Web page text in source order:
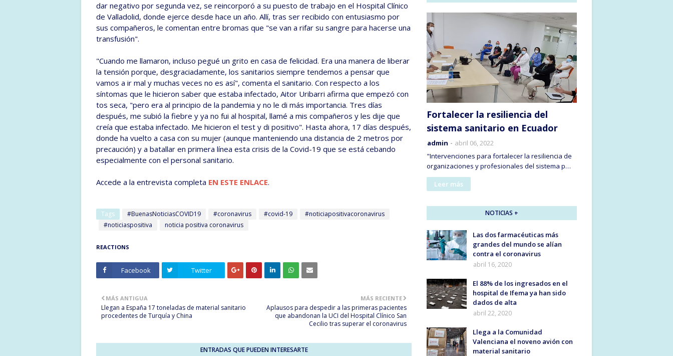
dar negativo por segunda vez, se reincorporó a su puesto de trabajo en el Hospital Clínico
de Valladolid, donde ejerce desde hace un año. Allí, tras ser recibido con entusiasmo por
sus compañeros, le comentan entre bromas que "se van a rifar su sangre para hacerse una
transfusión".
"Cuando me llamaron, incluso pegué un grito en casa de felicidad. Era una manera de liberar
la tensión porque, desgraciadamente, los sanitarios siempre tendemos a pensar que
vamos a ir mal y muchas veces no es así", comenta el sanitario. Con respecto a los
síntomas que le hicieron saber que estaba infectado, Aitor Uribarri afirma que empezó con
tos seca, "pero era al principio de la pandemia y no le di más importancia. Tres días
después, me subió la fiebre y ya no fui al hospital, llamé a mis compañeros y les dije que
creía que estaba infectado. Me hicieron el test y di positivo". Hasta ahora, 17 días después,
donde ha vuelto a casa con su mujer (aunque manteniendo una distancia de 2 metros por
precaución) y a batallar en primera línea esta crisis de la Covid-19 que se está cebando
especialmente con el personal sanitario.
Accede a la entrevista completa EN ESTE ENLACE.
Tags #BuenasNoticiasCOVID19 #coronavirus #covid-19
#noticiapositivacoronavirus
#noticiaspositiva
noticia positiva coronavirus
REACTIONS
Facebook Twitter
MÁS RECIENTE
Aplausos para despedir a las primeras pacientes
que abandonan la UCI del Hospital Clínico San
Cecilio tras superar el coronavirus
MÁS ANTIGUA
Llegan a España 17 toneladas de material sanitario
procedentes de Turquía y China
ENTRADAS QUE PUEDEN INTERESARTE
Fortalecer la resiliencia del
sistema sanitario en Ecuador
admin
abril 06, 2022
"Intervenciones para fortalecer la resiliencia de
organizaciones y profesionales del sistema p…
Leer más
NOTICIAS +
Las dos farmacéuticas más
grandes del mundo se alían
contra el coronavirus
abril 16, 2020
El 88% de los ingresados en el
hospital de Ifema ya han sido
dados de alta
abril 22, 2020
Llega a la Comunidad
Valenciana el noveno avión con
material sanitario